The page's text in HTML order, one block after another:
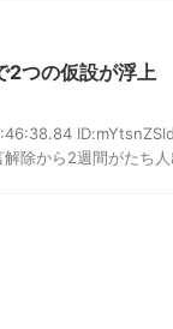
2つの仮設が浮上
除から2週間がたち